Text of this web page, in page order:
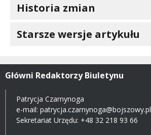
Historia zmian
Starsze wersje artykułu
Główni Redaktorzy Biuletynu
Patrycja Czarnynoga
e-mail: patrycja.czarnynoga@bojszowy.pl
Sekretariat Urzędu: +48 32 218 93 66